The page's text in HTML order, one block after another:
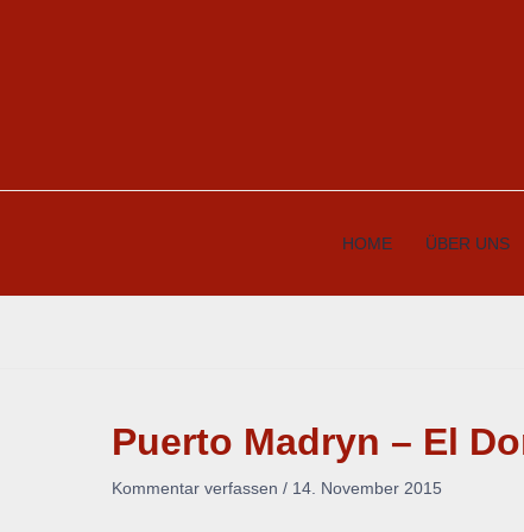
HOME ÜBER UNS
Puerto Madryn – El
Kommentar verfassen / 14. November 2015